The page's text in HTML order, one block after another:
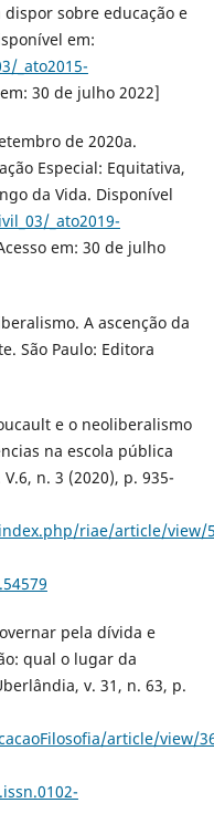
dispor sobre educação e
em:
_ato2015-
30 de julho 2022]
de 2020a.
Especial: Equitativa,
da Vida. Disponível
_ato2019-
em: 30 de julho
A ascenção da
São Paulo: Editora
e o neoliberalismo
na escola pública
n. 3 (2020), p. 935-
riae/article/view/
pela dívida e
qual o lugar da
v. 31, n. 63, p.
article/view/